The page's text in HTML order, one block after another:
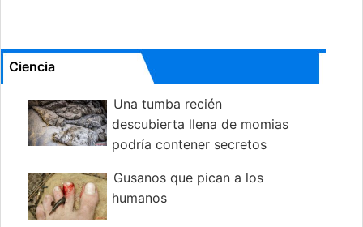
Ciencia
Una tumba recién
descubierta llena de momias
podría contener secretos
Gusanos que pican a los
humanos